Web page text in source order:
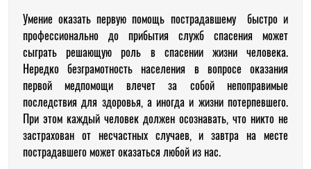
Умение оказать первую помощь пострадавшему быстро и
профессионально до прибытия служб спасения может
сыграть решающую роль в спасении жизни человека.
Нередко безграмотность населения в вопросе оказания
первой медпомощи влечет за собой непоправимые
последствия для здоровья, а иногда и жизни потерпевшего.
При этом каждый человек должен осознавать, что никто не
застрахован от несчастных случаев, и завтра на месте
пострадавшего может оказаться любой из нас.